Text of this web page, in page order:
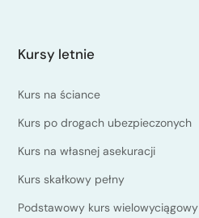
Kursy letnie
Kurs na ściance
Kurs po drogach ubezpieczonych
Kurs na własnej asekuracji
Kurs skałkowy pełny
Podstawowy kurs wielowyciągowy